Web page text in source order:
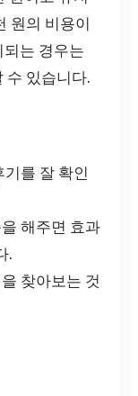
원의 비용이
는 경우는
수 있습니다.
를 잘 확인
해주면 효과
.
찾아보는 것